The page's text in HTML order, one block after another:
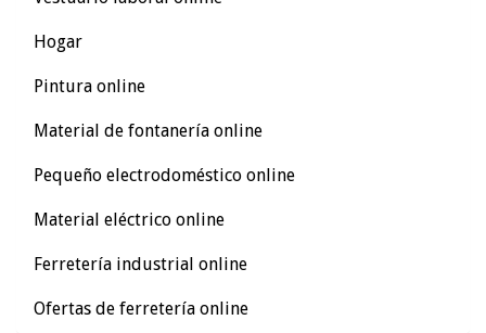
Hogar
Pintura online
Material de fontanería online
Pequeño electrodoméstico online
Material eléctrico online
Ferretería industrial online
Ofertas de ferretería online